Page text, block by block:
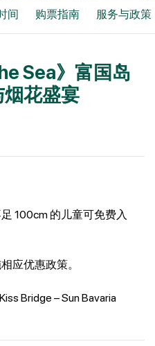
间 购票指南 服务与政策
Sea》富国岛
花盛宴
100cm 的儿童可免费入
应优惠政策。
Bridge – Sun Bavaria